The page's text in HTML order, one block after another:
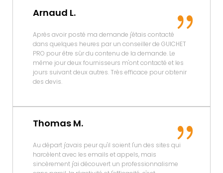
Arnaud L.
Après avoir posté ma demande j'étais contacté
dans quelques heures par un conseiller de GUICHET
PRO pour être sûr du contenu de la demande. Le
même jour deux fournisseurs m'ont contacté et les
jours suivant deux autres. Très efficace pour obtenir
des devis.
Thomas M.
Au départ j'avais peur qu'il soient l'un des sites qui
harcèlent avec les emails et appels, mais
sincèrement j'ai découvert un professionnalisme